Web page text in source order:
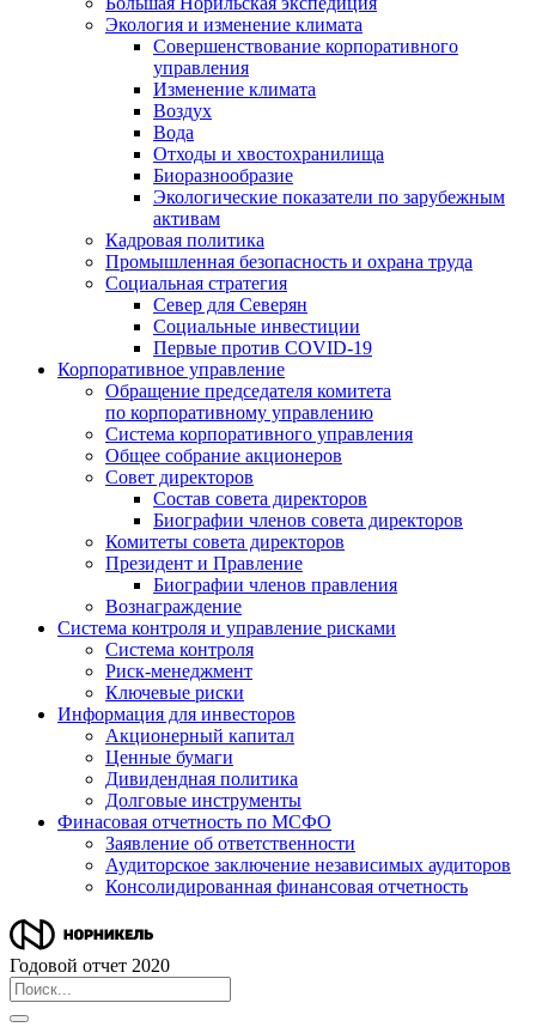
Экология и изменение климата
Совершенствование корпоративного
управления
Изменение климата
Воздух
Вода
Отходы и хвостохранилища
Биоразнообразие
Экологические показатели по зарубежным
активам
Кадровая политика
Промышленная безопасность и охрана труда
Социальная стратегия
Север для Северян
Социальные инвестиции
Первые против COVID‑19
Корпоративное управление
Обращение председателя комитета
по корпоративному управлению
Система корпоративного управления
Общее собрание акционеров
Совет директоров
Состав совета директоров
Биографии членов совета директоров
Комитеты совета директоров
Президент и Правление
Биографии членов правления
Вознаграждение
Система контроля и управление рисками
Система контроля
Риск-менеджмент
Ключевые риски
Информация для инвесторов
Акционерный капитал
Ценные бумаги
Дивидендная политика
Долговые инструменты
Финасовая отчетность по МСФО
Заявление об ответственности
Аудиторское заключение независимых аудиторов
Консолидированная финансовая отчетность
Годовой отчет 2020